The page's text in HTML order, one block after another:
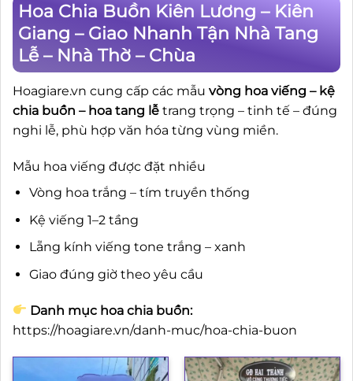
Hoa Chia Buồn Kiên Lương – Kiên
Giang – Giao Nhanh Tận Nhà Tang
Lễ – Nhà Thờ – Chùa
Hoagiare.vn cung cấp các mẫu vòng hoa viếng – kệ
chia buồn – hoa tang lễ trang trọng – tinh tế – đúng
nghi lễ, phù hợp văn hóa từng vùng miền.
Mẫu hoa viếng được đặt nhiều
Vòng hoa trắng – tím truyền thống
Kệ viếng 1–2 tầng
Lẵng kính viếng tone trắng – xanh
Giao đúng giờ theo yêu cầu
Danh mục hoa chia buồn:
https://hoagiare.vn/danh-muc/hoa-chia-buon